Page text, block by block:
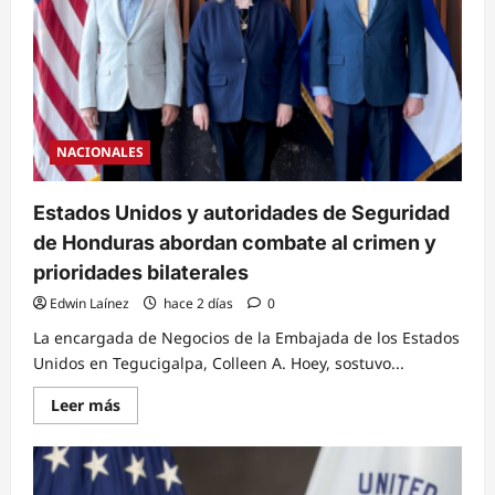
NACIONALES
Estados Unidos y autoridades de Seguridad
de Honduras abordan combate al crimen y
prioridades bilaterales
Edwin Laínez hace 2 días 0
La encargada de Negocios de la Embajada de los Estados
Unidos en Tegucigalpa, Colleen A. Hoey, sostuvo...
Leer másRead
more
Estados
Unidos